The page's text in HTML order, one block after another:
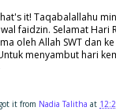
it! Taqabalallahu
faidzin. Selamat Hari
oleh Allah SWT dan
menyambut hari
it from Nadia Talitha at